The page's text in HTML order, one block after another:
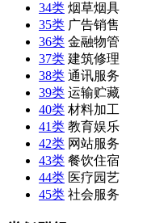
34类 烟草烟具
35类 广告销售
36类 金融物管
37类 建筑修理
38类 通讯服务
39类 运输贮藏
40类 材料加工
41类 教育娱乐
42类 网站服务
43类 餐饮住宿
44类 医疗园艺
45类 社会服务